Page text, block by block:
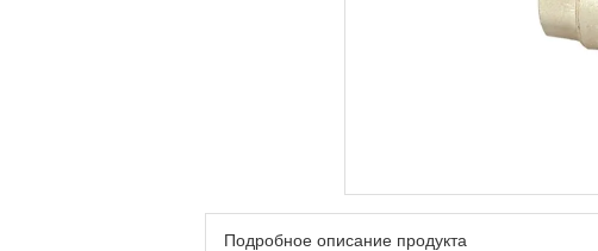
Подробное описание продукта